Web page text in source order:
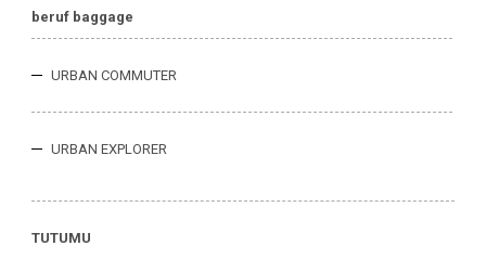
beruf baggage
URBAN COMMUTER
URBAN EXPLORER
TUTUMU